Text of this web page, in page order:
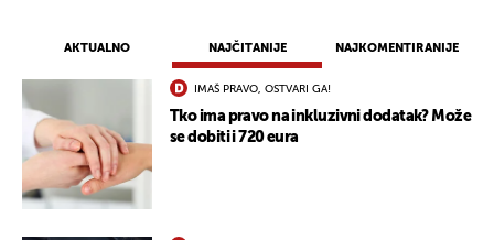
AKTUALNO NAJČITANIJE NAJKOMENTIRANIJE
IMAŠ PRAVO, OSTVARI GA!
Tko ima pravo na inkluzivni dodatak? Može
se dobiti i 720 eura